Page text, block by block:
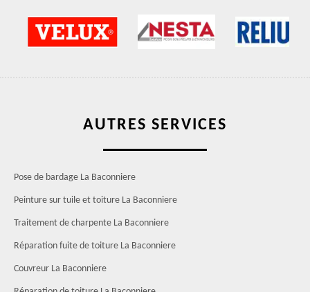
AUTRES SERVICES
Pose de bardage La Baconniere
Peinture sur tuile et toiture La Baconniere
Traitement de charpente La Baconniere
Réparation fuite de toiture La Baconniere
Couvreur La Baconniere